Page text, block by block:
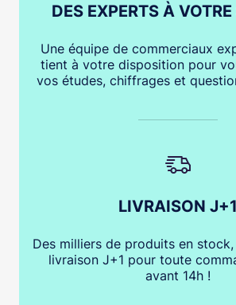
DES EXPERTS À
Une équipe de commerciaux
tient à votre disposition pour
vos études, chiffrages et
LIVRAISON J+1
Des milliers de produits en
livraison J+1 pour toute
avant 14h !